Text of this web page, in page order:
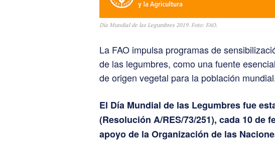
Día Mundial de las Legumbres 2019. Foto: FAO.
La FAO impulsa programas de
de las legumbres, como una fuente
de origen vegetal para la población
El Día Mundial de las Legumbres fue
(Resolución A/RES/73/251), cada 10 de
apoyo de la Organización de las